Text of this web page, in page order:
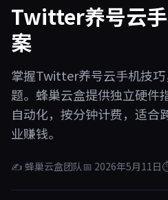
Twitter养号云
案
掌握Twitter养号云手机技
题。蜂巢云盒提供独立硬件
自动化，按分钟计费，适合
业赚钱。
✍ 蜂巢云盒团队📅 2026年5月11日